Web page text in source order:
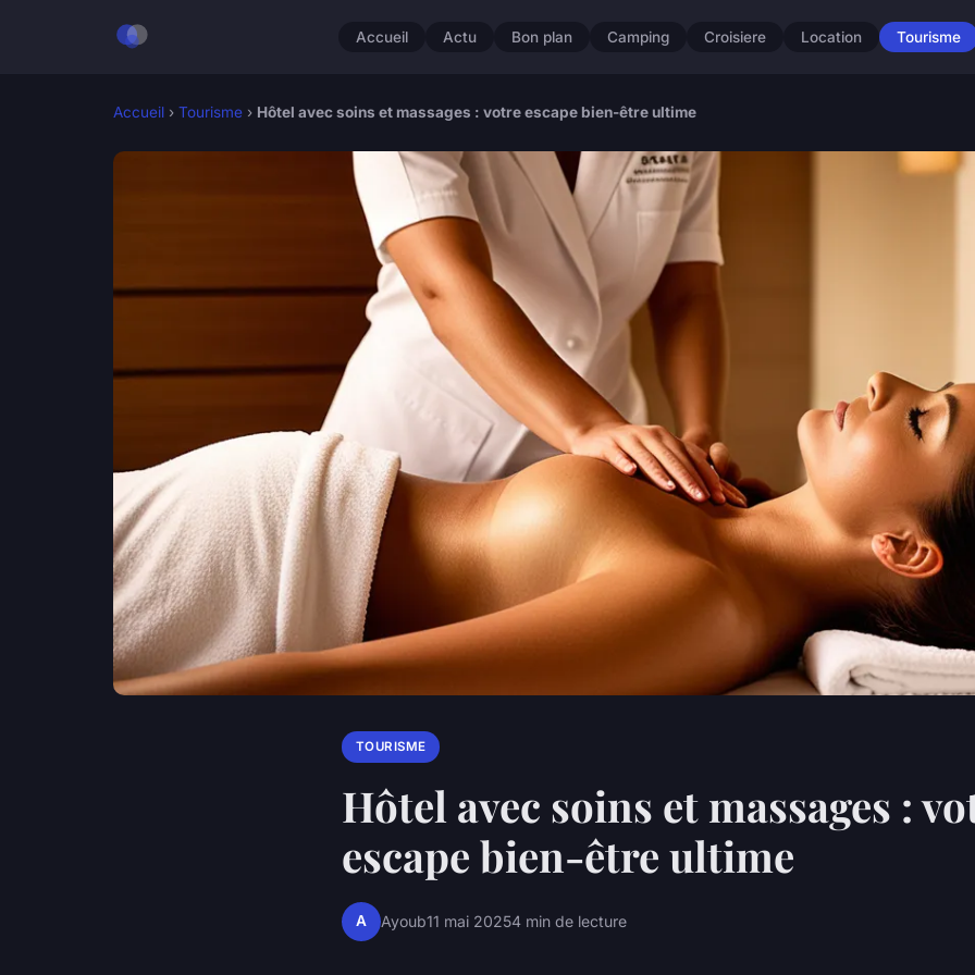
Accueil Actu Bon plan Camping Croisiere Location Tourisme
Accueil › Tourisme › Hôtel avec soins et massages : votre escape bien-être ultime
TOURISME
Hôtel avec soins et massages :
escape bien-être ultime
A Ayoub11 mai 20254 min de lecture